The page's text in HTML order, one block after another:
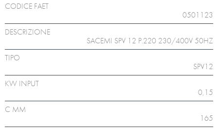
CODICE FAET
0501123
DESCRIZIONE
SACEMI SPV 12 P.220 230/400V 50HZ
TIPO
SPV12
KW INPUT
0,15
C MM
165